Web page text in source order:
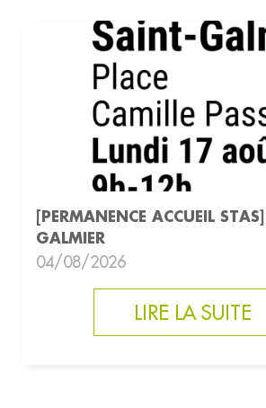
[PERMANENCE ACCUEIL
GALMIER
04/08/2026
LIRE LA SUITE